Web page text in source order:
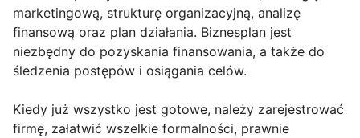
marketingową, strukturę organizacyjną, analizę
finansową oraz plan działania. Biznesplan jest
niezbędny do pozyskania finansowania, a także do
śledzenia postępów i osiągania celów.
Kiedy już wszystko jest gotowe, należy zarejestrować
firmę, załatwić wszelkie formalności, prawnie